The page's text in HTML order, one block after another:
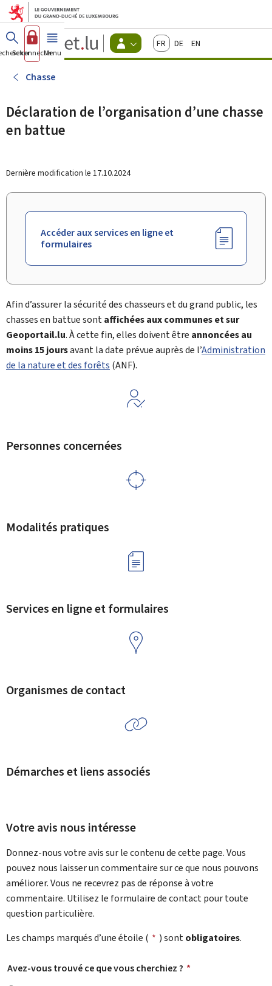
Aller au menu principal
Aller au contenu
Guichet.lu
Changer
d'espace
actif
FrançaisDeutschEnglish
Se connecterMenu principal
Chasse
Déclaration de l’organisation d’une chasse
en battue
Dernière modification le 17.10.2024
Accéder aux services en ligne et
formulaires
Afin d’assurer la sécurité des chasseurs et du grand public, les
chasses en battue sontaffichées aux communes et sur
Geoportail.lu. À cette fin, elles doivent être annoncées au
moins 15 joursavant la date prévue auprès de l’Administration
de la nature et des forêts (ANF).
Personnes concernées
Modalités pratiques
Services en ligne et formulaires
Organismes de contact
Démarches et liens associés
Votre avis nous intéresse
Donnez-nous votre avis sur le contenu de cette page. Vous
pouvez nous laisser un commentaire sur ce que nous pouvons
améliorer. Vous ne recevrez pas de réponse à votre
commentaire. Utilisez le formulaire de contact pour toute
question particulière.
Les champs marqués d’une étoile ( * ) sontobligatoires.
Avez-vous trouvé ce que vous cherchiez ? *